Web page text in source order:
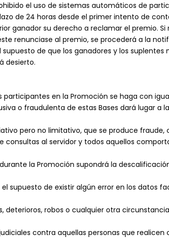
el uso de sistemas automáticos de
de 24 horas desde el primer intento de
ganador su derecho a reclamar el premio.
renunciase al premio, se procederá a la
de que los ganadores y los
desierto.
participantes en la Promoción se haga con
o fraudulenta de estas Bases dará lugar
pero no limitativo, que se produce
consultas al servidor y todos aquellos
la Promoción supondrá la
el supuesto de existir algún error en los datos
deterioros, robos o cualquier otra
contra aquellas personas que